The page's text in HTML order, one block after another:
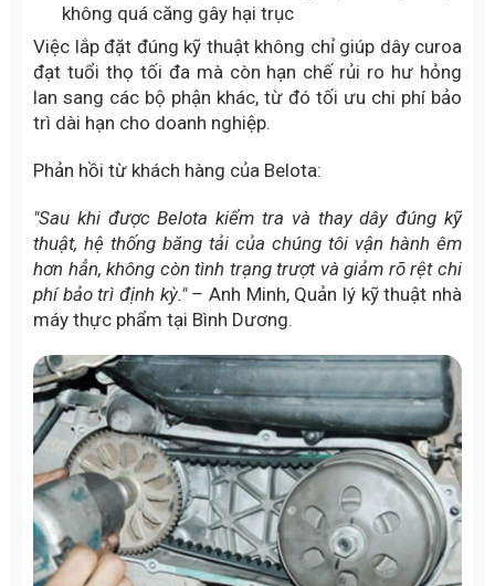
không quá căng gây hại trục
Việc lắp đặt đúng kỹ thuật không chỉ giúp dây curoa
đạt tuổi thọ tối đa mà còn hạn chế rủi ro hư hỏng
lan sang các bộ phận khác, từ đó tối ưu chi phí bảo
trì dài hạn cho doanh nghiệp.
Phản hồi từ khách hàng của Belota:
"Sau khi được Belota kiểm tra và thay dây đúng kỹ
thuật, hệ thống băng tải của chúng tôi vận hành êm
hơn hẳn, không còn tình trạng trượt và giảm rõ rệt chi
phí bảo trì định kỳ." – Anh Minh, Quản lý kỹ thuật nhà
máy thực phẩm tại Bình Dương.